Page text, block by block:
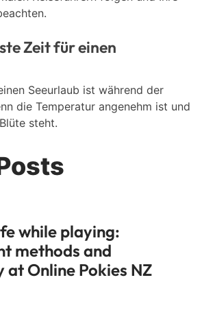
Zeit für einen
Seeurlaub ist während der
die Temperatur angenehm ist und
steht.
while playing:
methods and
at Online Pokies NZ